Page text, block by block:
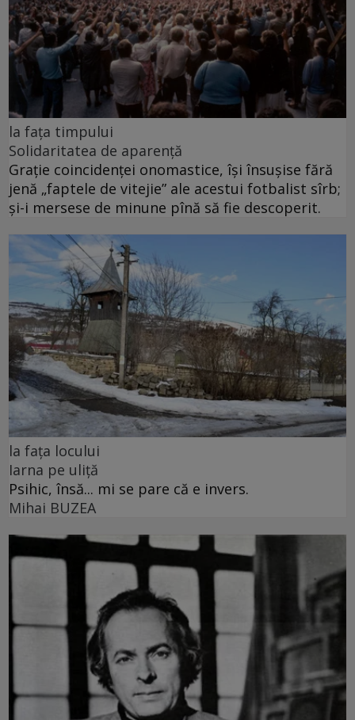
la fața timpului
Solidaritatea de aparență
Grație coincidenței onomastice, își însușise fără
jenă „faptele de vitejie” ale acestui fotbalist sîrb;
și-i mersese de minune pînă să fie descoperit.
la fața locului
Iarna pe uliță
Psihic, însă... mi se pare că e invers.
Mihai BUZEA